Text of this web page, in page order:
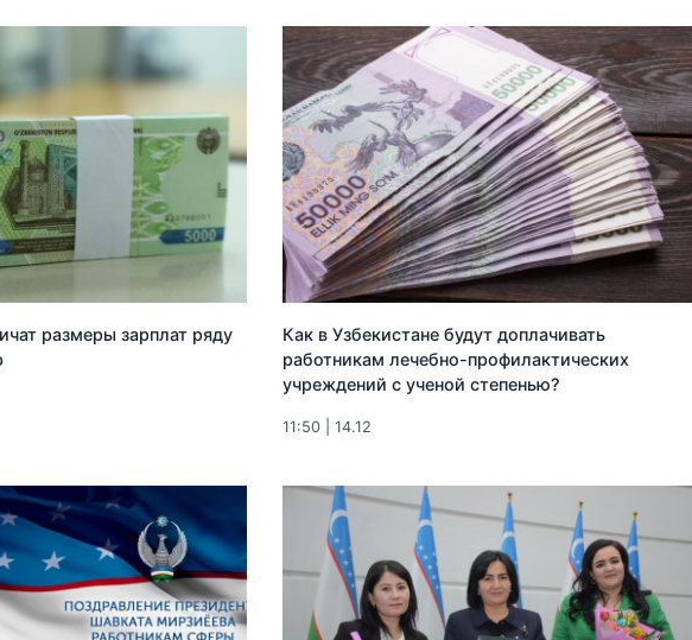
размеры зарплат ряду
Как в Узбекистане будут доплачивать
работникам лечебно-профилактических
учреждений с ученой степенью?
11:50 | 14.12